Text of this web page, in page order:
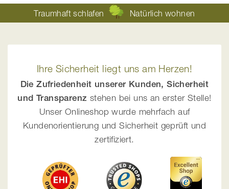
Traumhaft schlafen Natürlich wohnen
Ihre Sicherheit liegt uns am Herzen!
Die Zufriedenheit unserer Kunden, Sicherheit
und Transparenz stehen bei uns an erster Stelle!
Unser Onlineshop wurde mehrfach auf
Kundenorientierung und Sicherheit geprüft und
zertifiziert.